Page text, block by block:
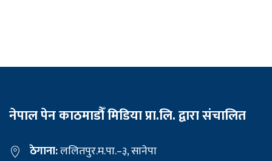
नेपाल पेन काठमाडौँ मिडिया प्रा.लि. द्वारा संचालित
ठेगाना:ललितपुर.म.पा.–३, सानेपा